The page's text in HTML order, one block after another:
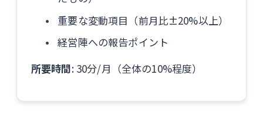
重要な変動項目（前月比±20%以上）
経営陣への報告ポイント
所要時間: 30分/月（全体の10%程度）